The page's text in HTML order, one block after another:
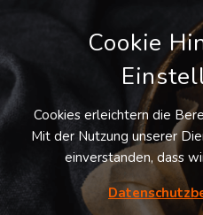
LOGIVISOR SUCHE
Treffer -
Cookie
Cookies erleichtern die
Mit der Nutzung unserer
einverstanden, dass